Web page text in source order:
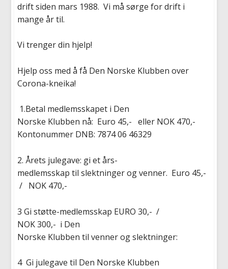
drift siden mars 1988. Vi må sørge for drift i
mange år til.
Vi trenger din hjelp!
Hjelp oss med å få Den Norske Klubben over
Corona-kneika!
1.Betal medlemsskapet i Den
Norske Klubben nå: Euro 45,- eller NOK 470,-
Kontonummer DNB: 7874 06 46329
2. Årets julegave: gi etårs-
medlemsskap til slektningerogvenner. Euro 45,-
/ NOK 470,-
3 Gistøtte-medlemsskap EURO 30,- /
NOK300,- i Den
Norske Klubben til vennerogslektninger:
4 Gi julegave til Den Norske Klubben